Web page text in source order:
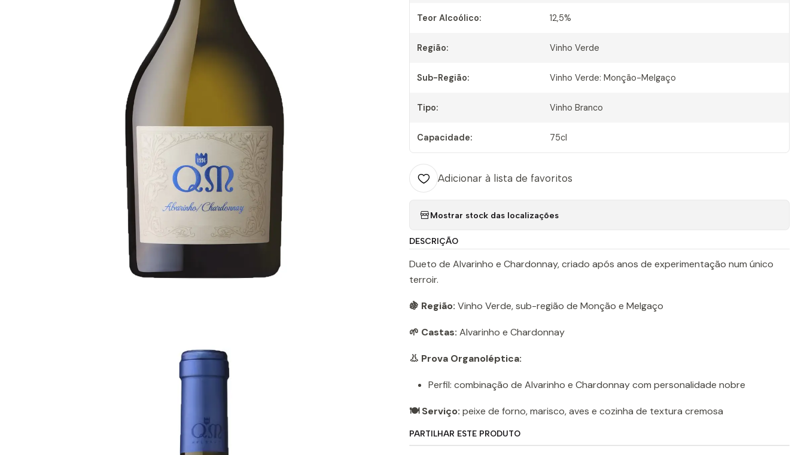
Teor Alcoólico: 12,5%
Região: Vinho Verde
Sub-Região: Vinho Verde: Monção-Melgaço
Tipo: Vinho Branco
Capacidade: 75cl
Adicionar à lista de favoritos
Mostrar stock das localizações
DESCRIÇÃO
Dueto de Alvarinho e Chardonnay, criado após anos de experimentação num único
terroir.
🍇 Região: Vinho Verde, sub-região de Monção e Melgaço
🌱 Castas: Alvarinho e Chardonnay
👃 Prova Organoléptica:
Perfil: combinação de Alvarinho e Chardonnay com personalidade nobre
🍽️ Serviço: peixe de forno, marisco, aves e cozinha de textura cremosa
PARTILHAR ESTE PRODUTO